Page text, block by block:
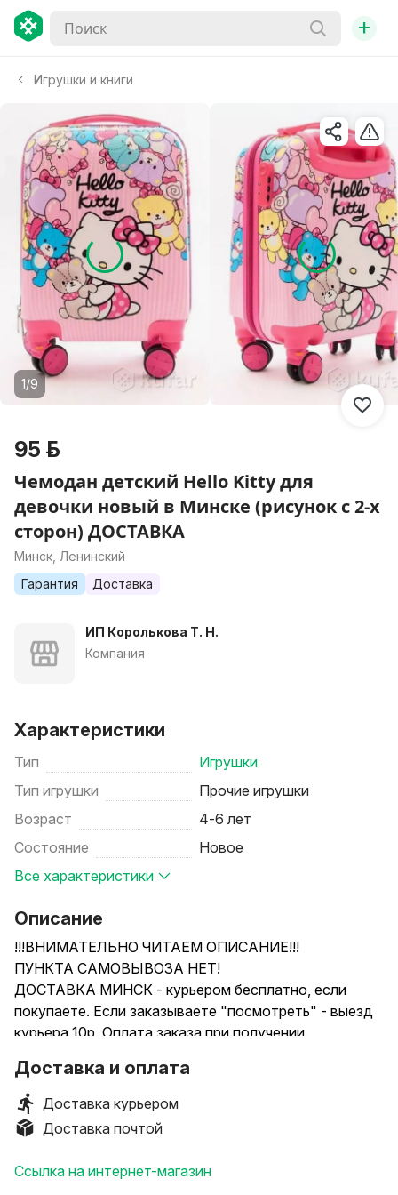
+
Игрушки и книги
1/9
95 р.
Чемодан детский Hello Kitty для
девочки новый в Минске (рисунок с 2-х
сторон) ДОСТАВКА
Минск, Ленинский
Гарантия
Доставка
ИП Королькова Т. Н.
Компания
Характеристики
Тип
Игрушки
Тип игрушки
Прочие игрушки
Возраст
4-6 лет
Состояние
Новое
Все характеристики
Описание
!!!ВНИМАТЕЛЬНО ЧИТАЕМ ОПИСАНИЕ!!!
ПУНКТА САМОВЫВОЗА НЕТ!
ДОСТАВКА МИНСК - курьером бесплатно, если
покупаете. Если заказываете "посмотреть" - выезд
курьера 10р. Оплата заказа при получении.
службой РУП Белпочта, только после 100%
предоплаты.
С ЕВРОПОЧТОЙ НЕ РАБОТАЕМ!
-----
.
Доставка и оплата
Доставка курьером
Доставка почтой
Ссылка на интернет-магазин